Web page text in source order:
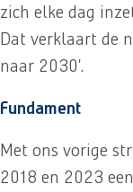
zich elke dag
Dat verklaart de
naar 2030’.
Fundament
Met ons vorige
2018 en 2023